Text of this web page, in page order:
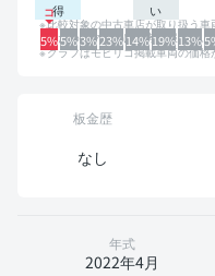
得
い
5%5%3%23%14%19%13%
比較対象の中古車店が取り扱う
るため、グラフは参考情報です。
グラフはモビリコ掲載車両の価格
板金歴
なし
年式
2022年4月